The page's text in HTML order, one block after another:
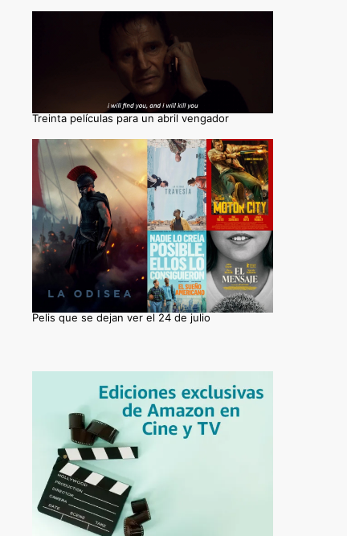
Treinta películas para un abril vengador
Pelis que se dejan ver el 24 de julio